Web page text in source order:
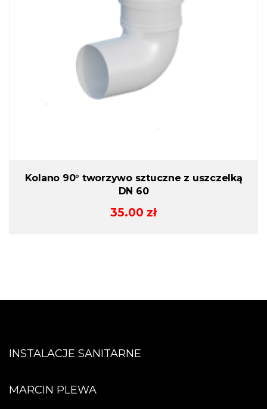
Kolano 90° tworzywo sztuczne z uszczelką
DN 60
35.00 zł
INSTALACJE SANITARNE
MARCIN PLEWA